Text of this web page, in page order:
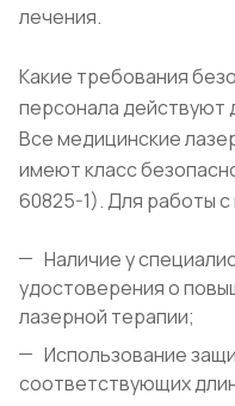
лечения.
Какие требования
персонала действуют
Все медицинские
имеют класс
60825-1). Для работы
Наличие у
удостоверения о
лазерной терапии;
Использование
соответствующих